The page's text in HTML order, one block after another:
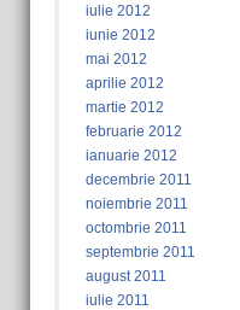
iulie 2012
iunie 2012
mai 2012
aprilie 2012
martie 2012
februarie 2012
ianuarie 2012
decembrie 2011
noiembrie 2011
octombrie 2011
septembrie 2011
august 2011
iulie 2011